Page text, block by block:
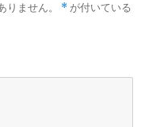
ません。 * が付いている